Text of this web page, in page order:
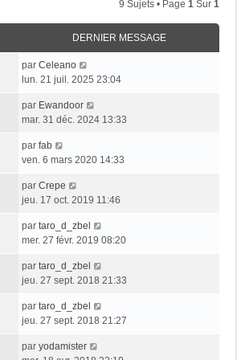
9 Sujets • Page 1 Sur 1
DERNIER MESSAGE
par Celeano
lun. 21 juil. 2025 23:04
par Ewandoor
mar. 31 déc. 2024 13:33
par fab
ven. 6 mars 2020 14:33
par Crepe
jeu. 17 oct. 2019 11:46
par taro_d_zbel
mer. 27 févr. 2019 08:20
par taro_d_zbel
jeu. 27 sept. 2018 21:33
par taro_d_zbel
jeu. 27 sept. 2018 21:27
par yodamister